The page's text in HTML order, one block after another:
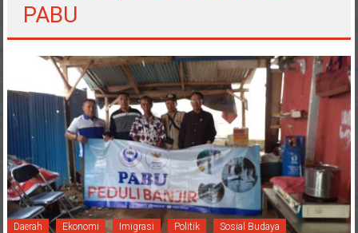
PABU
Daerah Ekonomi Imigrasi Politik Sosial Budaya